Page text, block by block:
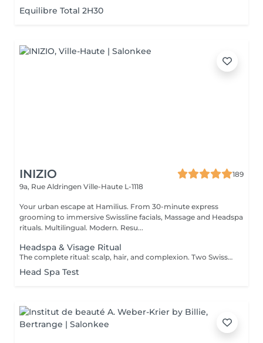
Equilibre Total 2H30
INIZIO
189
9a, Rue Aldringen Ville-Haute L-1118
Your urban escape at Hamilius. From 30-minute express
grooming to immersive Swissline facials, Massage and Headspa
rituals. Multilingual. Modern. Resu...
Headspa & Visage Ritual
The complete ritual: scalp, hair, and complexion. Two Swiss-Italian signatures, one private room. Two hours of complete wellness, weaving together our two signature rituals in the same private treatment room. The session opens with the full 90-minute headspa personalised scalp diagnosis, four-step protocol with Hylis, the Italian professional haircare brand crafted in Treviso followed by a tailored facial with Swissline, the Swiss skincare house founded in 1989 and celebrated worldwide for its collagen-based, skin-longevity formulas, available exclusively at Inizio in Luxembourg. Two scientific traditions, two exclusive collaborations, one continuous moment of restoration. Closed with a refined blow-dry and brushing. Our most complete wellness experience, for those who want to step out of the day entirely. Included: full Hylis headspa ritual, personalised Swissline facial, blow-dry and brushing.
Head Spa Test